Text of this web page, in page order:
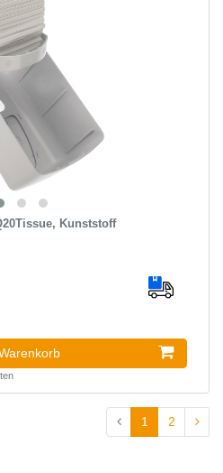
Kunststoff
1 2